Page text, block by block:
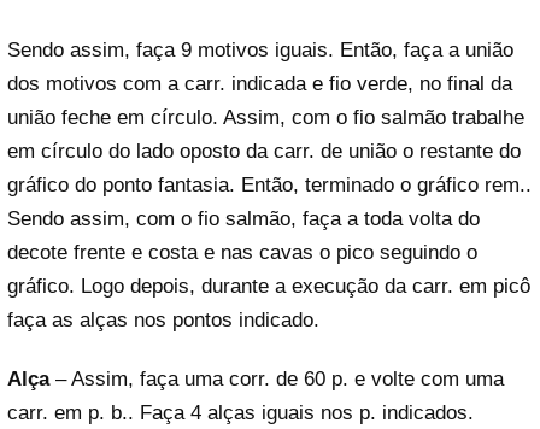
Sendo assim, faça 9 motivos iguais. Então, faça a união
dos motivos com a carr. indicada e fio verde, no final da
união feche em círculo. Assim, com o fio salmão trabalhe
em círculo do lado oposto da carr. de união o restante do
gráfico do ponto fantasia. Então, terminado o gráfico rem..
Sendo assim, com o fio salmão, faça a toda volta do
decote frente e costa e nas cavas o pico seguindo o
gráfico. Logo depois, durante a execução da carr. em picô
faça as alças nos pontos indicado.
Alça– Assim, faça uma corr. de 60 p. e volte com uma
carr. em p. b.. Faça 4 alças iguais nos p. indicados.